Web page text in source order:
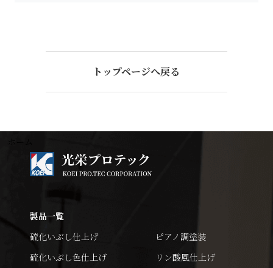
トップページへ戻る
製品一覧
硫化いぶし仕上げ
硫化いぶし色仕上げ
ピアノ調塗装
リン酸風仕上げ